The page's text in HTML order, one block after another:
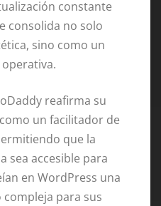
constante
consolida no solo
sino como un
reafirma su
un facilitador de
que la
sea accesible para
en WordPress una
para sus